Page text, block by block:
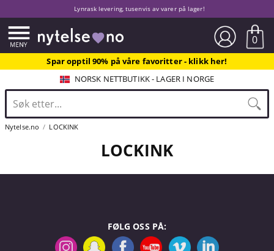
Lynrask levering, tusenvis av varer på lager!
0
Spar opptil 90% på våre favoritter - klikk her!
NORSK NETTBUTIKK - LAGER I NORGE
Nytelse.no LOCKINK
LOCKINK
FØLG OSS PÅ: